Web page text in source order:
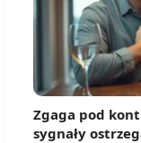
Zgaga pod
sygnały